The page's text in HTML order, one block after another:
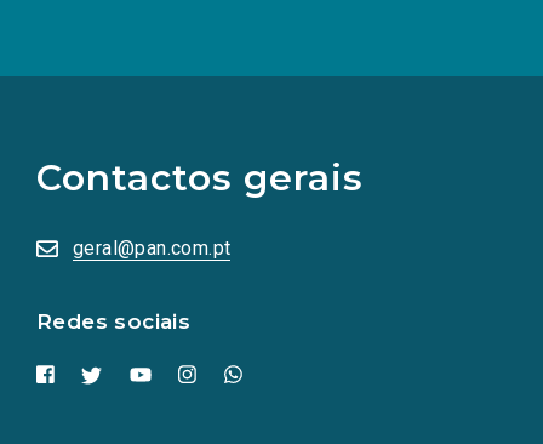
Contactos gerais
geral@pan.com.pt
Redes sociais
redes
sociais
numa
nova